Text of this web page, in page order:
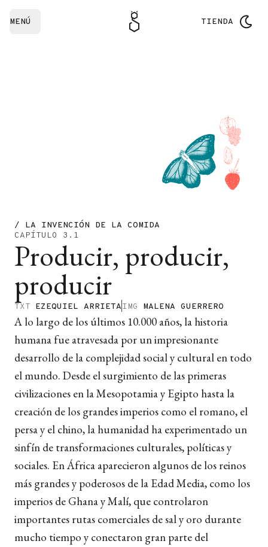
MENÚ TIENDA
/ LA INVENCIÓN DE LA COMIDA
CAPÍTULO 3.1
Producir, producir,
producir
TXT EZEQUIEL ARRIETAIMG MALENA GUERRERO
A lo largo de los últimos 10.000 años, la historia
humana fue atravesada por un impresionante
desarrollo de la complejidad social y cultural en todo
el mundo. Desde el surgimiento de las primeras
civilizaciones en la Mesopotamia y Egipto hasta la
creación de los grandes imperios como el romano, el
persa y el chino, la humanidad ha experimentado un
sinfín de transformaciones culturales, políticas y
sociales. En África aparecieron algunos de los reinos
más grandes y poderosos de la Edad Media, como los
imperios de Ghana y Malí, que controlaron
importantes rutas comerciales de sal y oro durante
mucho tiempo y conectaron gran parte del